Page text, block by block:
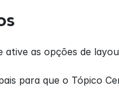
ative as opções de
para que o Tópico